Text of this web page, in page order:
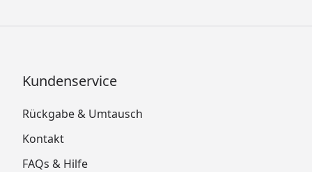
Kundenservice
Rückgabe & Umtausch
Kontakt
FAQs & Hilfe